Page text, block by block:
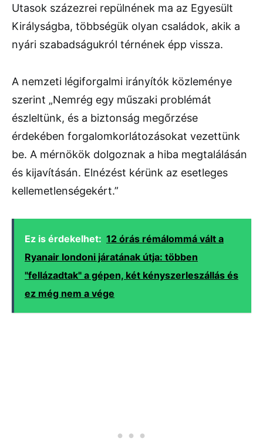
Utasok százezrei repülnének ma az Egyesült
Királyságba, többségük olyan családok, akik a
nyári szabadságukról térnének épp vissza.
A nemzeti légiforgalmi irányítók közleménye
szerint „Nemrég egy műszaki problémát
észleltünk, és a biztonság megőrzése
érdekében forgalomkorlátozásokat vezettünk
be. A mérnökök dolgoznak a hiba megtalálásán
és kijavításán. Elnézést kérünk az esetleges
kellemetlenségekért.”
Ez is érdekelhet: 12 órás rémálommá vált a
Ryanair londoni járatának útja: többen
"fellázadtak" a gépen, két kényszerleszállás és
ez még nem a vége